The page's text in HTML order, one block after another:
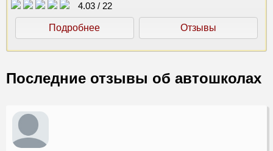
4.03 / 22
Подробнее Отзывы
Последние отзывы об автошколах